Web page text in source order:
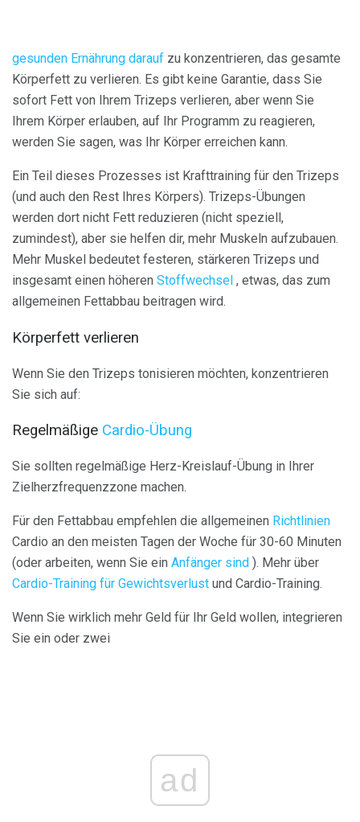
gesunden Ernährung darauf zu konzentrieren, das gesamte
Körperfett zu verlieren. Es gibt keine Garantie, dass Sie
sofort Fett von Ihrem Trizeps verlieren, aber wenn Sie
Ihrem Körper erlauben, auf Ihr Programm zu reagieren,
werden Sie sagen, was Ihr Körper erreichen kann.
Ein Teil dieses Prozesses ist Krafttraining für den Trizeps
(und auch den Rest Ihres Körpers). Trizeps-Übungen
werden dort nicht Fett reduzieren (nicht speziell,
zumindest), aber sie helfen dir, mehr Muskeln aufzubauen.
Mehr Muskel bedeutet festeren, stärkeren Trizeps und
insgesamt einen höheren Stoffwechsel , etwas, das zum
allgemeinen Fettabbau beitragen wird.
Körperfett verlieren
Wenn Sie den Trizeps tonisieren möchten, konzentrieren
Sie sich auf:
Regelmäßige Cardio-Übung
Sie sollten regelmäßige Herz-Kreislauf-Übung in Ihrer
Zielherzfrequenzzone machen.
Für den Fettabbau empfehlen die allgemeinen Richtlinien
Cardio an den meisten Tagen der Woche für 30-60 Minuten
(oder arbeiten, wenn Sie ein Anfänger sind ). Mehr über
Cardio-Training für Gewichtsverlust und Cardio-Training.
Wenn Sie wirklich mehr Geld für Ihr Geld wollen, integrieren
Sie ein oder zwei
ad